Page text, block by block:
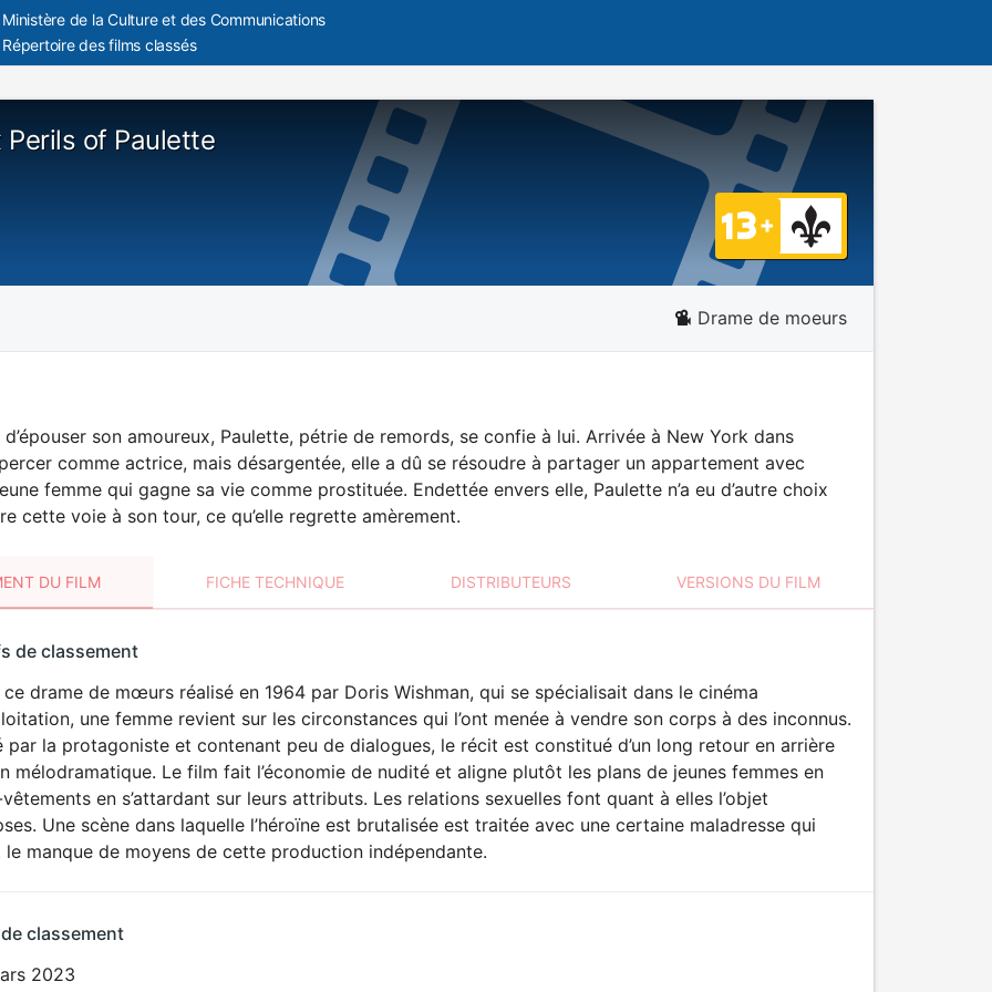
Ministère de la Culture et des Communications
Répertoire des films classés
Perils of Paulette
Drame de moeurs
son amoureux, Paulette, pétrie de remords, se confie à lui. Arrivée à New York dans
percer comme actrice, mais désargentée, elle a dû se résoudre à partager un appartement avec
femme qui gagne sa vie comme prostituée. Endettée envers elle, Paulette n’a eu d’autre choix
cette voie à son tour, ce qu’elle regrette amèrement.
DU FILM FICHE TECHNIQUE DISTRIBUTEURS VERSIONS DU FILM
de classement
ce drame de mœurs réalisé en 1964 par Doris Wishman, qui se spécialisait dans le cinéma
une femme revient sur les circonstances qui l’ont menée à vendre son corps à des inconnus.
par la protagoniste et contenant peu de dialogues, le récit est constitué d’un long retour en arrière
mélodramatique. Le film fait l’économie de nudité et aligne plutôt les plans de jeunes femmes en
en s’attardant sur leurs attributs. Les relations sexuelles font quant à elles l’objet
Une scène dans laquelle l’héroïne est brutalisée est traitée avec une certaine maladresse qui
le manque de moyens de cette production indépendante.
classement
2023